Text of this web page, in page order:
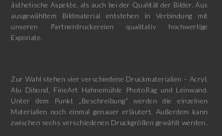
ästhetische Aspekte, als auch bei der Qualität der Bilder. Aus
ausgewähltem Bildmaterial entstehen in Verbindung mit
unseren Partnerdruckereien qualitativ hochwertige
Exponate.
Zur Wahl stehen vier verschiedene Druckmaterialien – Acryl,
Alu Dibond, FineArt Hahnemühle PhotoRag und Leinwand.
Unter dem Punkt „Beschreibung“ werden die einzelnen
Materialien noch einmal genauer erläutert. Außerdem kann
zwischen sechs verschiedenen Druckgrößen gewählt werden.